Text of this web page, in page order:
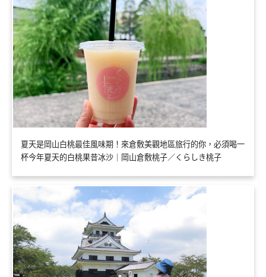
夏天是岡山白桃最佳風味期！來倉敷美觀地區旅行的你，必須喝一
杯今年夏天的白桃果昔冰沙｜岡山倉敷桃子／くらしき桃子